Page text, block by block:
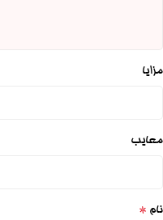
مزایا
معایب
نام *